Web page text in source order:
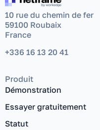
10 rue du chemin de fer
59100 Roubaix
France
+336 16 13 20 41
Produit
Démonstration
Essayer gratuitement
Statut